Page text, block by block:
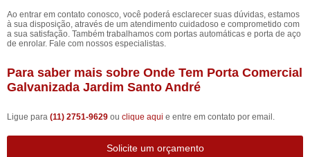
Ao entrar em contato conosco, você poderá esclarecer suas dúvidas, estamos
à sua disposição, através de um atendimento cuidadoso e comprometido com
a sua satisfação. Também trabalhamos com portas automáticas e porta de aço
de enrolar. Fale com nossos especialistas.
Para saber mais sobre Onde Tem Porta Comercial
Galvanizada Jardim Santo André
Ligue para (11) 2751-9629 ou clique aqui e entre em contato por email.
Solicite um orçamento